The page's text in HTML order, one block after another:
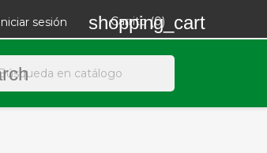
sesión shopping_cart
Carrito (0)